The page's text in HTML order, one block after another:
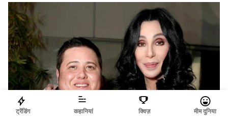
ट्रेंडिंग कहानियां क्विज़ मीम दुनिया